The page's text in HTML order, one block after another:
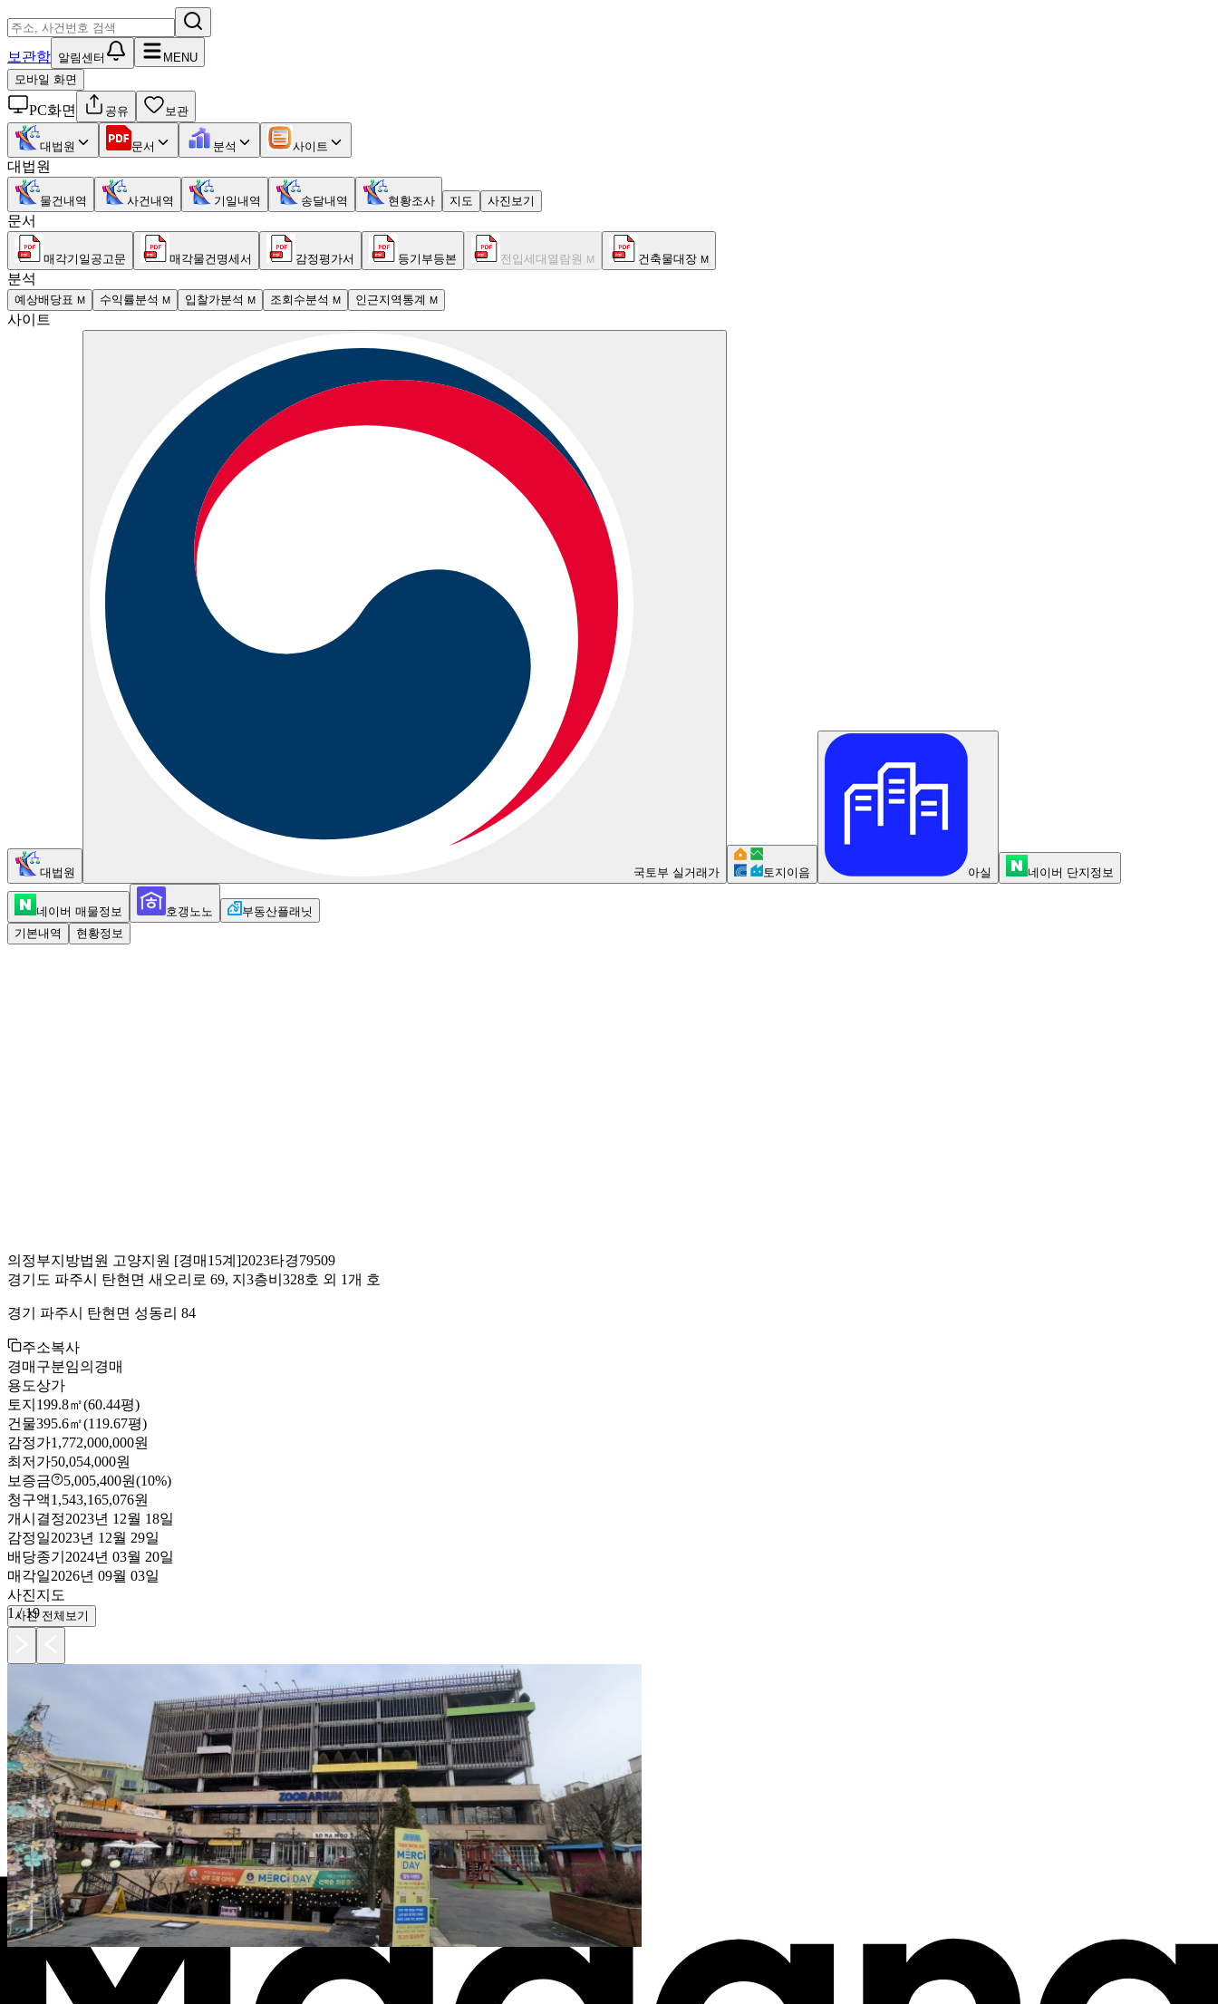
보관함 알림센터
MENU
모바일 화면
PC화면 공유 보관
대법원 문서 분석 사이트
대법원
물건내역 사건내역 기일내역 송달내역 현황조사 지도 사진보기
문서
매각기일공고문 매각물건명세서 감정평가서 등기부등본 전입세대열람원 M 건축물대장 M
분석
예상배당표 M 수익률분석 M 입찰가분석 M 조회수분석 M 인근지역통계 M
사이트
대법원 국토부 실거래가 토지이음 아실 네이버 단지정보
네이버 매물정보 호갱노노
부동산플래닛
기본내역
현황정보
의정부지방법원 고양지원 [경매15계]2023타경79509
경기도 파주시 탄현면 새오리로 69, 지3층비328호 외 1개 호
경기 파주시 탄현면 성동리 84
주소복사
경매구분임의경매
용도상가
토지 199.8㎡(60.44평)
건물395.6㎡(119.67평)
감정가1,772,000,000원
최저가50,054,000원
보증금
5,005,400원(10%)
청구액1,543,165,076원
개시결정2023년 12월 18일
감정일2023년 12월 29일
배당종기 2024년 03월 20일
매각일2026년 09월 03일
사진지도
1 /19
사진 전체보기